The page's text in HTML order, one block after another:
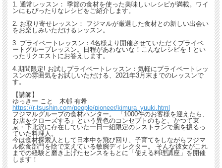
1. 通常レッスン： 季節の食材を使った美味しいレシピが満載。ワイ
ンにもぴったりなレシピをご紹介します。
2. お取り寄せレッスン： フジマルが厳選した食材との新しい出会い
をお楽しみいただけるレッスン。
3. プライベートレッスン：4名様より開催させていただくプライベ
ートグループレッスン。日程があわないな！こんなレシピを！とい
ったリクエストにお答えします。
4.期間限定! お試しプライベートレッスン：気軽にプライベートレッ
スンの雰囲気をお試しいただける、2021年3月末までのレッスンで
す。
【講師】
ゆっきー こと 木邨 有希
https://r-tsushin.com/people/pioneer/kimura_yuuki.html
フジマルグループの食材ハンター。 「1000件のお客様を迎えたら、
お店をクローズする」という異色のコンセプトのもと、かつて東
京・下北沢に存在していた一日一組限定のレストランで腕を振るっ
ていた料理人。
今は食材探索人として日本中を飛び回り、子育てをしながらフジマ
ル飲食部門を陰で支えている敏腕ディレクター。 そんな彼女がこれ
までの経験と磨き上げたセンスをもとに「使える料理講座」を開催
します！